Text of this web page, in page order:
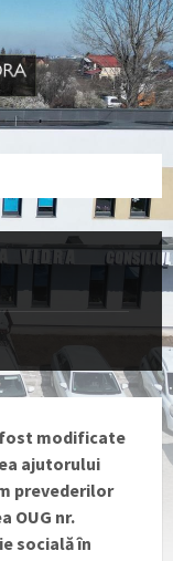
fost modificate
ajutorului
prevederilor
OUG nr.
socială în